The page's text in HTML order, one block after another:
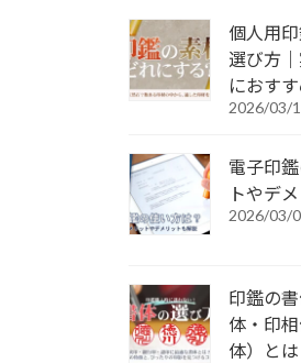
個人用
選び方
におす
2026/03/
電子印
トやデ
2026/03/
印鑑の
体・印
体）と